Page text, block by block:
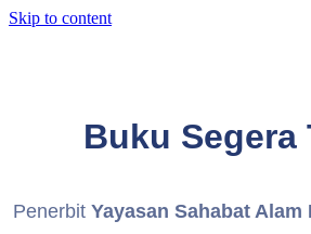
Skip to content
Buku Segera
Penerbit Yayasan Sahabat Alam